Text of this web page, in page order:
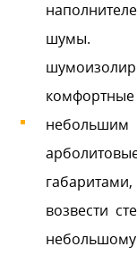
шумы.
комфортные
возвести